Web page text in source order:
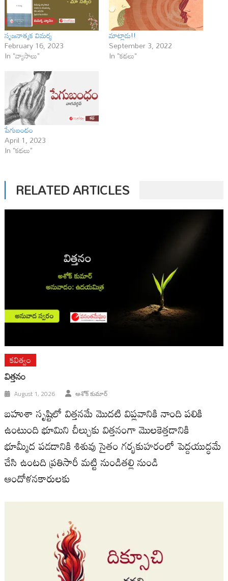
సృజనాత్మక విమర్శ
February 16, 2023
In "వ్యాసాలు"
మాట్లాడు!!
September 3, 2022
In "కథలు"
పేగుబంధం
April 1, 2023
In "కథలు"
RELATED ARTICLES
కవిత్వం
విత్తనం
August 1, 2026 అశోక్ కుమార్
బహుశా సృష్టిలో విత్తనమే మొదటి విప్లవానికి నాంది పలికి
ఉంటుంది భూమిని చీల్చుకు విత్తనంగా మొలకెత్తడానికి
భూమ్మీద పడడానికి శిశువు సైతం గర్భకుహరంలో పెద్దయుద్ధమే
చేసి ఉంటది ప్రతిసారీ మట్టి నుండితల్లి నుండి
ఆందోళనకారులకు